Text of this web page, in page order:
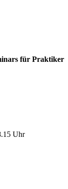
für Praktiker
Uhr